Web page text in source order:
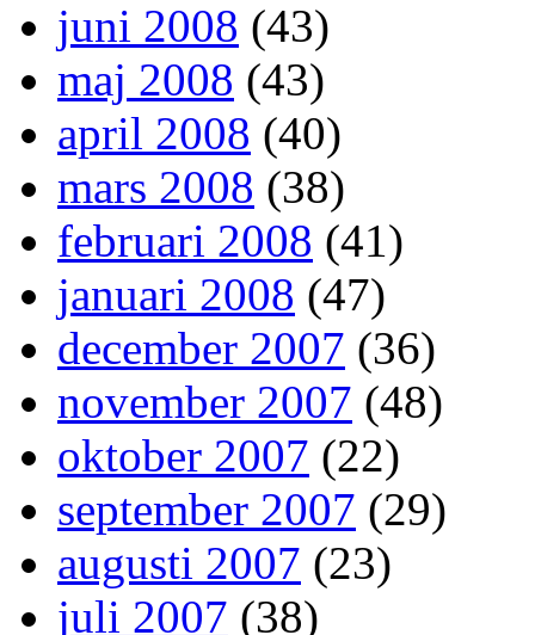
juni 2008 (43)
maj 2008 (43)
april 2008 (40)
mars 2008 (38)
februari 2008 (41)
januari 2008 (47)
december 2007 (36)
november 2007 (48)
oktober 2007 (22)
september 2007 (29)
augusti 2007 (23)
juli 2007 (38)